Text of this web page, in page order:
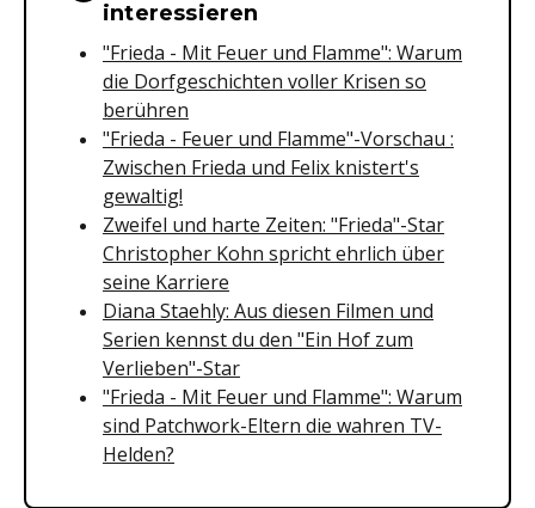
interessieren
"Frieda - Mit Feuer und Flamme": Warum
die Dorfgeschichten voller Krisen so
berühren
"Frieda - Feuer und Flamme"-Vorschau :
Zwischen Frieda und Felix knistert's
gewaltig!
Zweifel und harte Zeiten: "Frieda"-Star
Christopher Kohn spricht ehrlich über
seine Karriere
Diana Staehly: Aus diesen Filmen und
Serien kennst du den "Ein Hof zum
Verlieben"-Star
"Frieda - Mit Feuer und Flamme": Warum
sind Patchwork-Eltern die wahren TV-
Helden?